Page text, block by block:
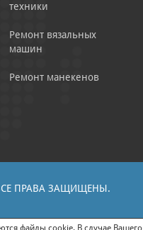
техники
Ремонт вязальных
машин
Ремонт манекенов
ВСЕ ПРАВА ЗАЩИЩЕНЫ.
| СОГЛАСИЕ НА
файлы cookie. В случае Вашего